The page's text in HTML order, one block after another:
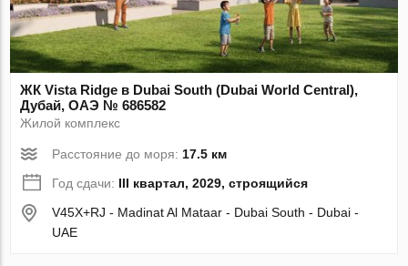
ЖК Vista Ridge в Dubai South (Dubai World Central),
Дубай, ОАЭ № 686582
Жилой комплекс
Расстояние до моря: 17.5 км
Год сдачи: III квартал, 2029, строящийся
V45X+RJ - Madinat Al Mataar - Dubai South - Dubai -
UAE